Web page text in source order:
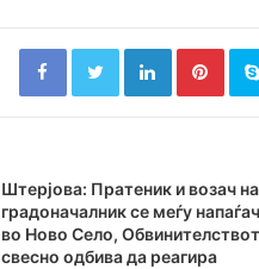
FacebookTwitterLinkedIn
Штерјова: Пратеник и возач на
градоначалник се меѓу
во Ново Село,
свесно одбива да реагира